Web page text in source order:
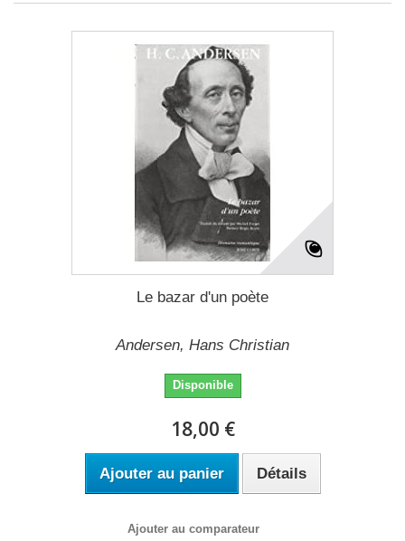
Le bazar d'un poète
Andersen, Hans Christian
Disponible
18,00 €
Ajouter au panier Détails
Ajouter au comparateur